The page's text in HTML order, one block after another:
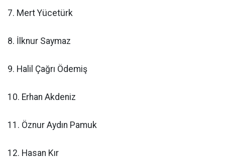
7. Mert Yücetürk
8. İlknur Saymaz
9. Halil Çağrı Ödemiş
10. Erhan Akdeniz
11. Öznur Aydın Pamuk
12. Hasan Kır